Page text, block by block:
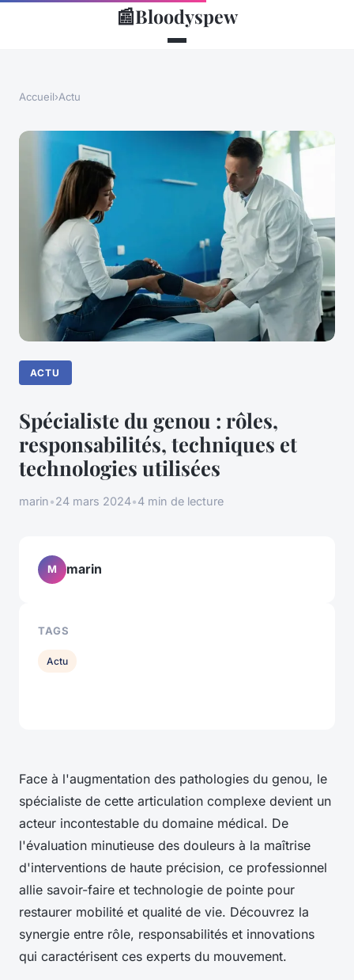
📰Bloodyspew
Accueil›Actu
ACTU
Spécialiste du genou : rôles,
responsabilités, techniques et
technologies utilisées
marin•24 mars 2024•4 min de lecture
Face à l'augmentation des pathologies du genou, le
spécialiste de cette articulation complexe devient un
acteur incontestable du domaine médical. De
l'évaluation minutieuse des douleurs à la maîtrise
d'interventions de haute précision, ce professionnel
allie savoir-faire et technologie de pointe pour
restaurer mobilité et qualité de vie. Découvrez la
synergie entre rôle, responsabilités et innovations
qui caractérisent ces experts du mouvement.
M marin
TAGS
Actu